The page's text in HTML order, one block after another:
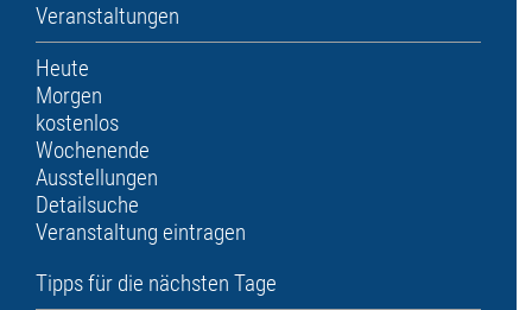
Veranstaltungen
Heute
Morgen
kostenlos
Wochenende
Ausstellungen
Detailsuche
Veranstaltung eintragen
Tipps für die nächsten Tage